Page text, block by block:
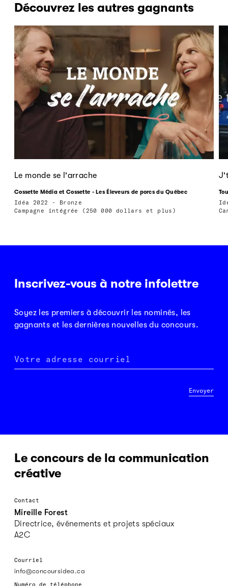
Découvrez les autres gagnants
Le monde se l'arrache
Cossette Média et Cossette - Les Éleveurs de porcs du Québec
Idéa 2022 - Bronze
Campagne intégrée (250 000 dollars et plus)
Inscrivez-vous à notre infolettre
Soyez les premiers à découvrir les nominés, les
gagnants et les dernières nouvelles du concours.
Votre adresse courriel
Envoyer
Le concours de la communication
créative
Contact
Mireille Forest
Directrice, événements et projets spéciaux
A2C
Courriel
info@concoursidea.ca
Numéro de téléphone